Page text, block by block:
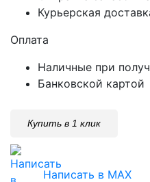
Курьерская
Оплата
Наличные при
Банковской картой
Купить в 1 клик
Написать в MAX